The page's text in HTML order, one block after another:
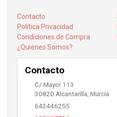
Contacto
Política Privacidad
Condiciones de Compra
¿Quienes Somos?
Contacto
C/ Mayor 113
30820 Alcantarilla, Murcia
642446255